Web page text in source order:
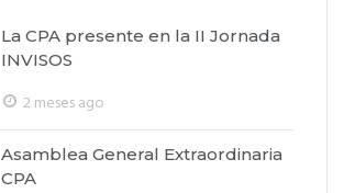
La CPA presente en la II Jornada
INVISOS
2 meses ago
Asamblea General Extraordinaria
CPA